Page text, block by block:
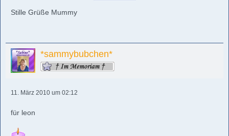
Stille Grüße Mummy
*sammybubchen*
11. März 2010 um 02:12
für leon